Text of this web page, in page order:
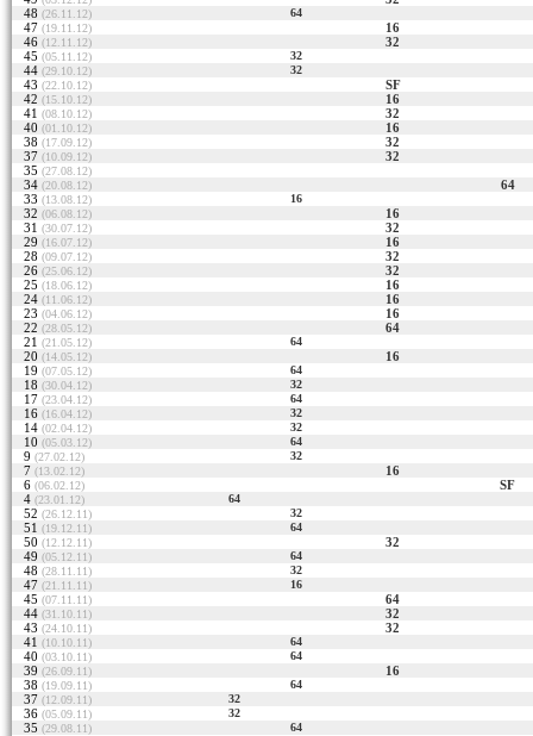
48 (26.11.12) 64
47 (19.11.12)
16
46 (12.11.12)
32
45 (05.11.12) 32
44 (29.10.12) 32
43 (22.10.12)
SF
42 (15.10.12)
16
41 (08.10.12)
32
40 (01.10.12)
16
38 (17.09.12)
32
37 (10.09.12)
32
35 (27.08.12)
34 (20.08.12)
64
33 (13.08.12) 16
32 (06.08.12)
16
31 (30.07.12)
32
29 (16.07.12)
16
28 (09.07.12)
32
26 (25.06.12)
32
25 (18.06.12)
16
24 (11.06.12)
16
23 (04.06.12)
16
22 (28.05.12)
64
21 (21.05.12) 64
20 (14.05.12)
16
19 (07.05.12) 64
18 (30.04.12) 32
17 (23.04.12) 64
16 (16.04.12) 32
14 (02.04.12) 32
10 (05.03.12) 64
9 (27.02.12) 32
7 (13.02.12)
16
6 (06.02.12)
SF
4 (23.01.12) 64
52 (26.12.11) 32
51 (19.12.11) 64
50 (12.12.11)
32
49 (05.12.11) 64
48 (28.11.11) 32
47 (21.11.11) 16
45 (07.11.11)
64
44 (31.10.11)
32
43 (24.10.11)
32
41 (10.10.11) 64
40 (03.10.11) 64
39 (26.09.11)
16
38 (19.09.11) 64
37 (12.09.11) 32
36 (05.09.11) 32
35 (29.08.11) 64